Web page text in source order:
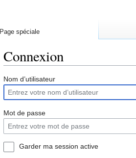
Connexion
Nom d’utilisateur
Mot de passe
Garder ma session active
Page spéciale